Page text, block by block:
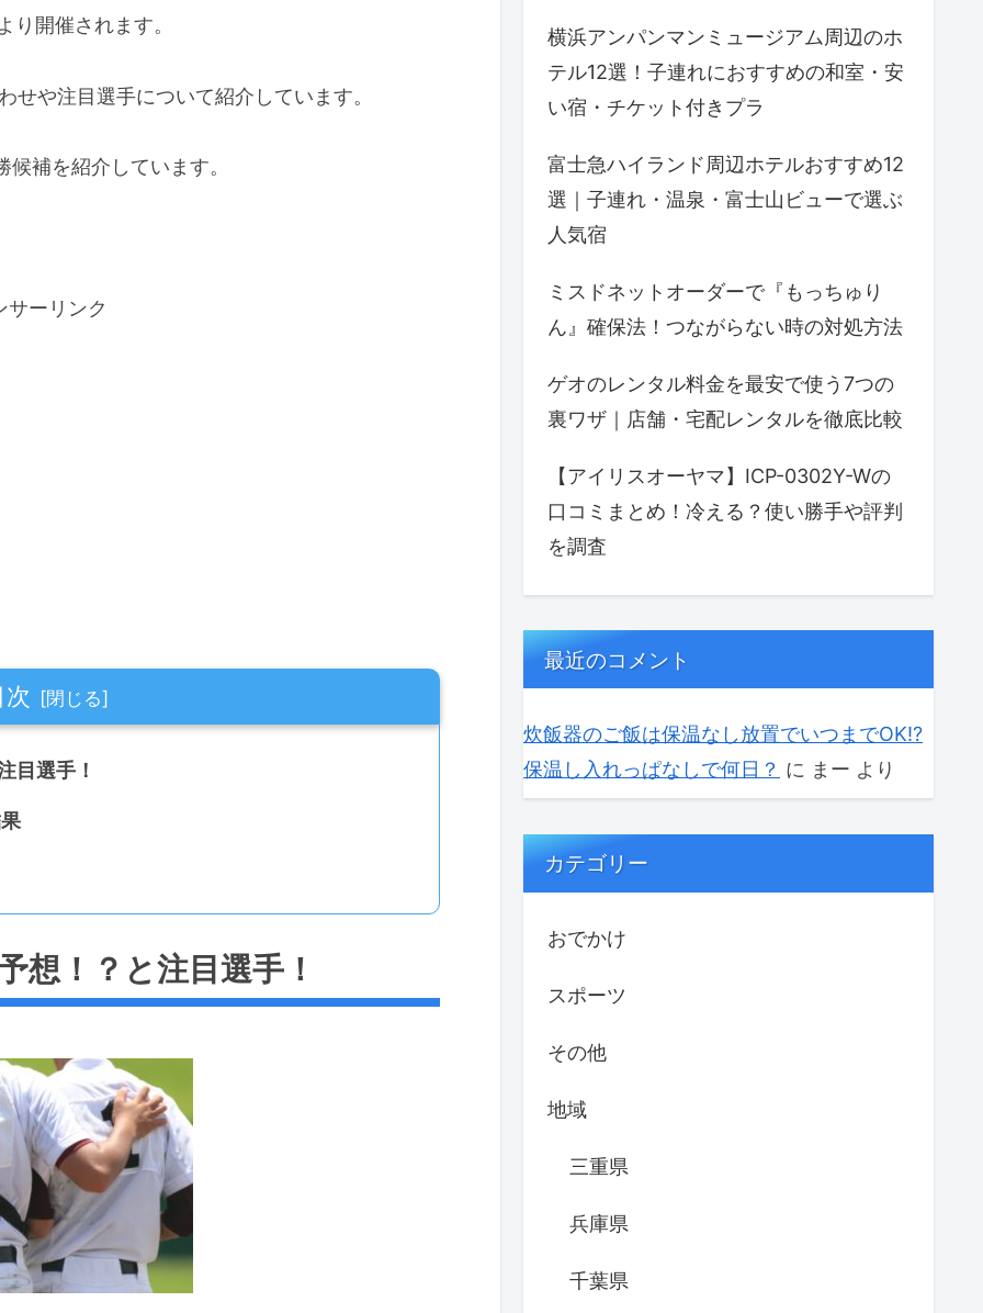
開催されます。
や注目選手について紹介しています。
補を紹介しています。
サーリンク
次
目選手！
想！？と注目選手！
横浜アンパンマンミュージアム周辺のホ
テル12選！子連れにおすすめの和室・安
い宿・チケット付きプラ
富士急ハイランド周辺ホテルおすすめ12
選｜子連れ・温泉・富士山ビューで選ぶ
人気宿
ミスドネットオーダーで『もっちゅり
ん』確保法！つながらない時の対処方法
ゲオのレンタル料金を最安で使う7つの
裏ワザ｜店舗・宅配レンタルを徹底比較
【アイリスオーヤマ】ICP-0302Y-Wの
口コミまとめ！冷える？使い勝手や評判
を調査
最近のコメント
炊飯器のご飯は保温なし放置でいつまでOK⁉
保温し入れっぱなしで何日？ に まー より
カテゴリー
おでかけ
スポーツ
その他
地域
三重県
兵庫県
千葉県